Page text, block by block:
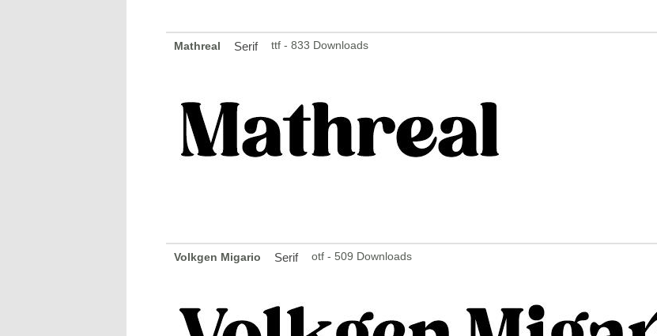
Mathreal Serif ttf - 833 Downloads
Volkgen Migario Serif otf - 509 Downloads